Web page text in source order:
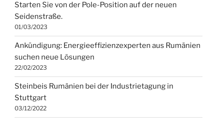
Starten Sie von der Pole-Position auf der neuen
Seidenstraße.
01/03/2023
Ankündigung: Energieeffizienzexperten aus Rumänien
suchen neue Lösungen
22/02/2023
Steinbeis Rumänien bei der Industrietagung in
Stuttgart
03/12/2022